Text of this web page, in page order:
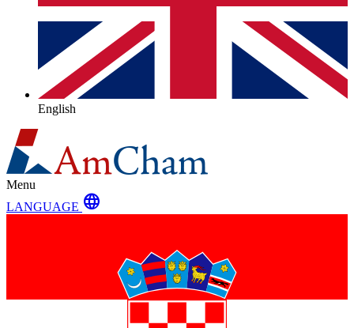
English
Menu
LANGUAGE language